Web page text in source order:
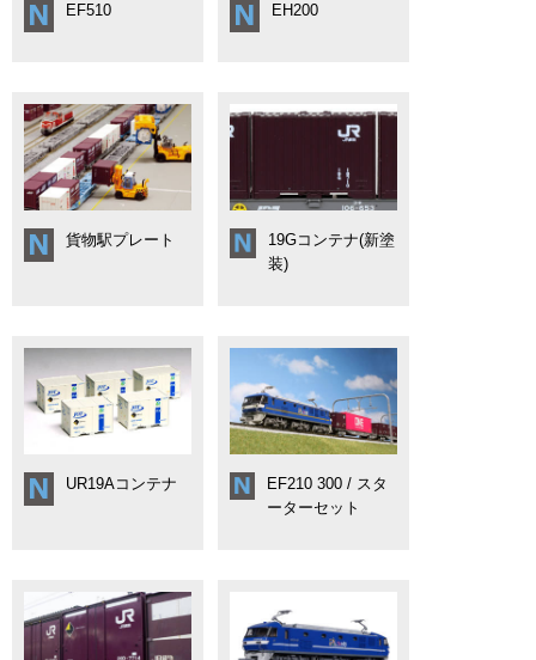
EF510 EH200
貨物駅プレート
19Gコンテナ(新塗
装)
UR19Aコンテナ
EF210 300 / スタ
ーターセット